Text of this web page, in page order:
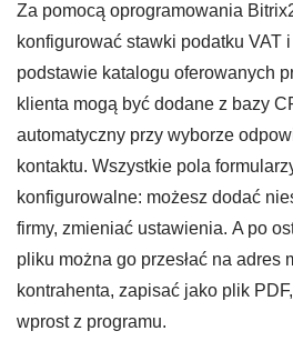
Za pomocą oprogramowania
konfigurować stawki podatku VAT
podstawie katalogu oferowanych
klienta mogą być dodane z bazy
automatyczny przy wyborze
kontaktu. Wszystkie pola
konfigurowalne: możesz dodać
firmy, zmieniać ustawienia. A po
pliku można go przesłać na adres
kontrahenta, zapisać jako plik
wprost z programu.